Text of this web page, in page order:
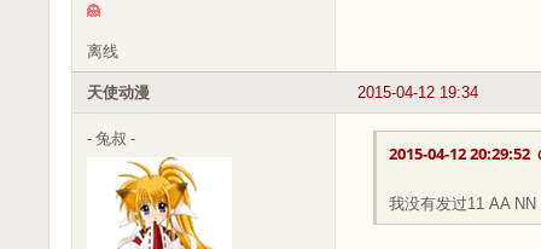
离线
2015-04-12 19:34
天使动漫
- 兔叔 -
2015-04-12 20:29:52
我没有发过11 AA